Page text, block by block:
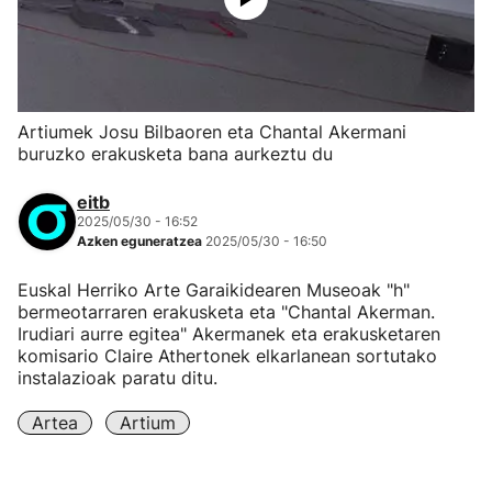
Artiumek Josu Bilbaoren eta Chantal Akermani
buruzko erakusketa bana aurkeztu du
eitb
2025/05/30 - 16:52
Azken eguneratzea 2025/05/30 - 16:50
Euskal Herriko Arte Garaikidearen Museoak "h"
bermeotarraren erakusketa eta "Chantal Akerman.
Irudiari aurre egitea" Akermanek eta erakusketaren
komisario Claire Athertonek elkarlanean sortutako
instalazioak paratu ditu.
Artea Artium